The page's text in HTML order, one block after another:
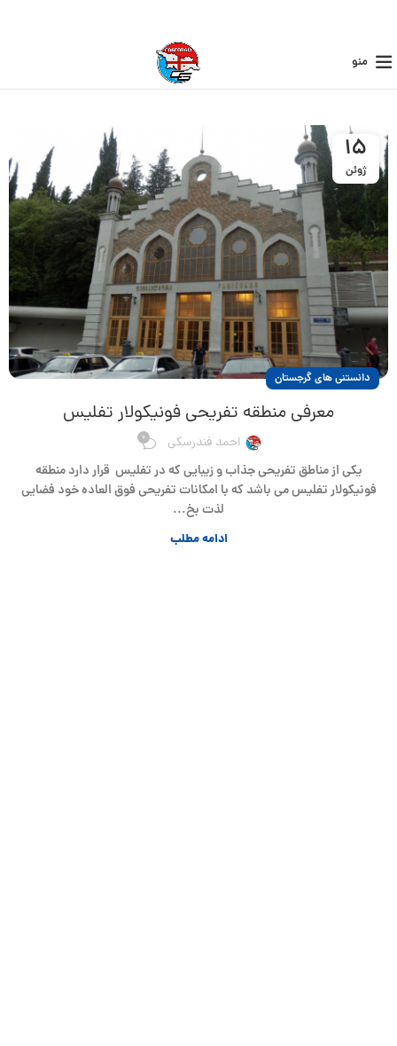
منو
15
ژوئن
دانستنی های گرجستان
معرفی منطقه تفریحی فونیکولار تفلیس
احمد فندرسکی 0
یکی از مناطق تفریحی جذاب و زیبایی که در تفلیس قرار دارد منطقه
فونیکولار تفلیس می باشد که با امکانات تفریحی فوق العاده خود فضایی
لذت بخ...
ادامه مطلب